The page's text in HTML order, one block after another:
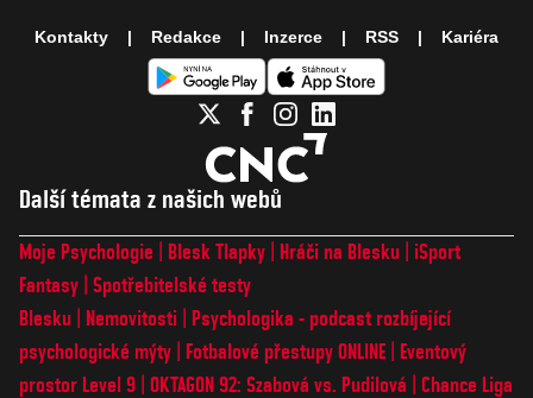
Další témata z našich webů
Moje Psychologie Blesk Tlapky Hráči na Blesku
iSport
Fantasy Spotřebitelské testy
Blesku
Nemovitosti
Psychologika - podcast rozbíjející
psychologické mýty
Fotbalové přestupy ONLINE
Eventový
prostor Level 9 OKTAGON 92: Szabová vs. Pudilová
Chance Liga
Kontakty Redakce Inzerce RSS Kariéra